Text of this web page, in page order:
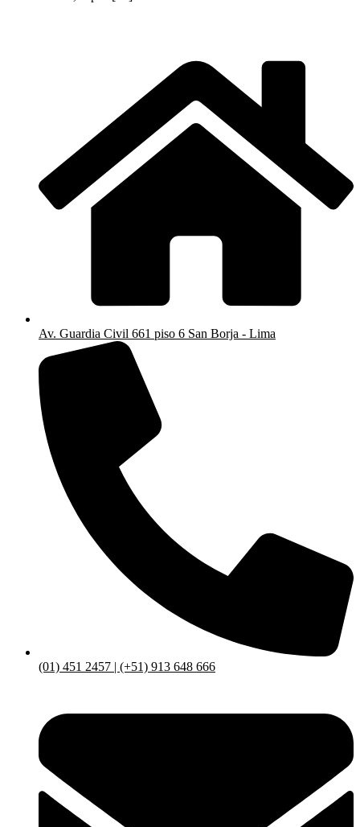
Av. Guardia Civil 661 piso 6 San Borja - Lima
(01) 451 2457 | (+51) 913 648 666